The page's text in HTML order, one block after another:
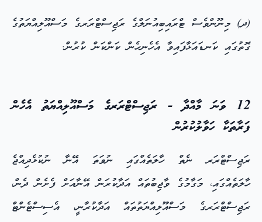
(ދ) މިނޫންވެސް ޓްރައިބިއުނަލްގެ ރަޖިސްޓްރަރގެ މަސްއޫލިއްޔަތުގެ
ގޮތުގައި ކަނޑައަޅާފައިވާ އެހެނިހެން ކަންކަން ކުރުން.
12 ވަނަ މާއްދާ - ރަޖިސްޓްރަރގެ މަސްއޫލިއްޔަތު އެހެން
ފަރާތަކާ ހަވާލުކުރުން
ރަޖިސްޓްރަރ ނެތް ހާލަތެއްގައި ނުވަތަ އޭނާ ނުކުޅެދިއްޖެ
ހާލަތެއްގައި، މަގާމުގެ ވާޖިބުތައް އަދާކުރަން އޭނާއަށް ފެށެން ދެން،
ރަޖިސްޓްރަރގެ މަސްއޫލިއްޔަތުތައް އަދާކުރާނީ، އެސިސްޓެންޓް